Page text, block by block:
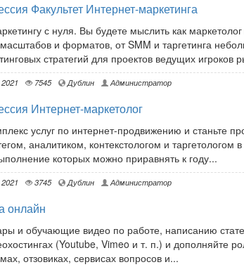
Факультет Интернет-маркетинга
с нуля. Вы будете мыслить как
и форматов, от SMM и таргетинга
стратегий для проектов ведущих игроков
7545 Дублин Администратор
Интернет-маркетолог
услуг по интернет-продвижению и станьте
аналитиком, контекстологом и
которых можно приравнять к году...
3745 Дублин Администратор
онлайн
и обучающие видео по работе, написанию
(Youtube, Vimeo и т. п.) и дополняйте
отзовиках, сервисах вопросов и...